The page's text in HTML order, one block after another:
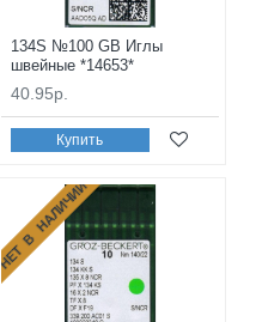
134S №100 GB Иглы
швейные *14653*
40.95р.
Купить
НЕТ В НАЛИЧИИ